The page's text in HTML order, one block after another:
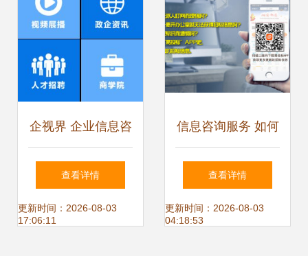
企视界 企业信息咨
询服务的福音还是
挑战？
查看详情
更新时间：2026-08-03
17:06:11
信息咨询服务 如何
把握热卖促销中的
专业价值
查看详情
更新时间：2026-08-03
04:18:53